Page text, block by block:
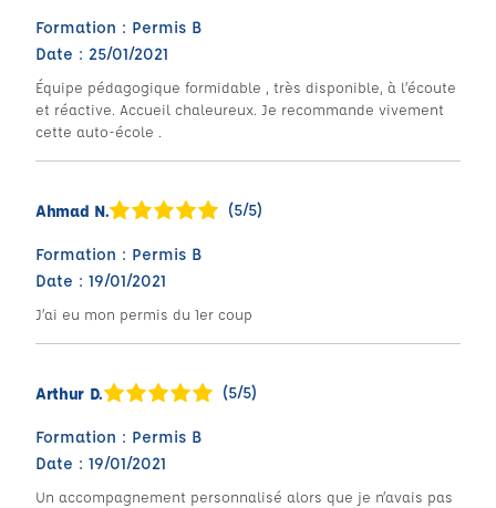
Formation : Permis B
Date : 25/01/2021
Équipe pédagogique formidable , très disponible, à l’écoute
et réactive. Accueil chaleureux. Je recommande vivement
cette auto-école .
Ahmad N. (5/5)
Formation : Permis B
Date : 19/01/2021
J’ai eu mon permis du 1er coup
Arthur D. (5/5)
Formation : Permis B
Date : 19/01/2021
Un accompagnement personnalisé alors que je n’avais pas